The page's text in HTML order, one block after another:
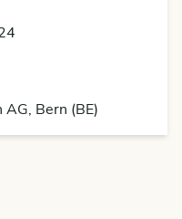
Bern (BE)